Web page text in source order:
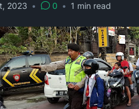
2023 • 0 • 1 min read